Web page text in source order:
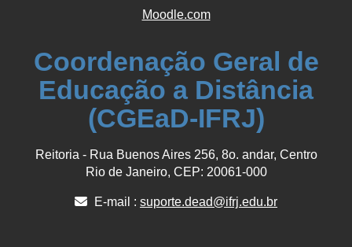
Moodle.com
Coordenação Geral de
Educação a Distância
(CGEaD-IFRJ)
Reitoria - Rua Buenos Aires 256, 8o. andar, Centro
Rio de Janeiro, CEP: 20061-000
E-mail : suporte.dead@ifrj.edu.br